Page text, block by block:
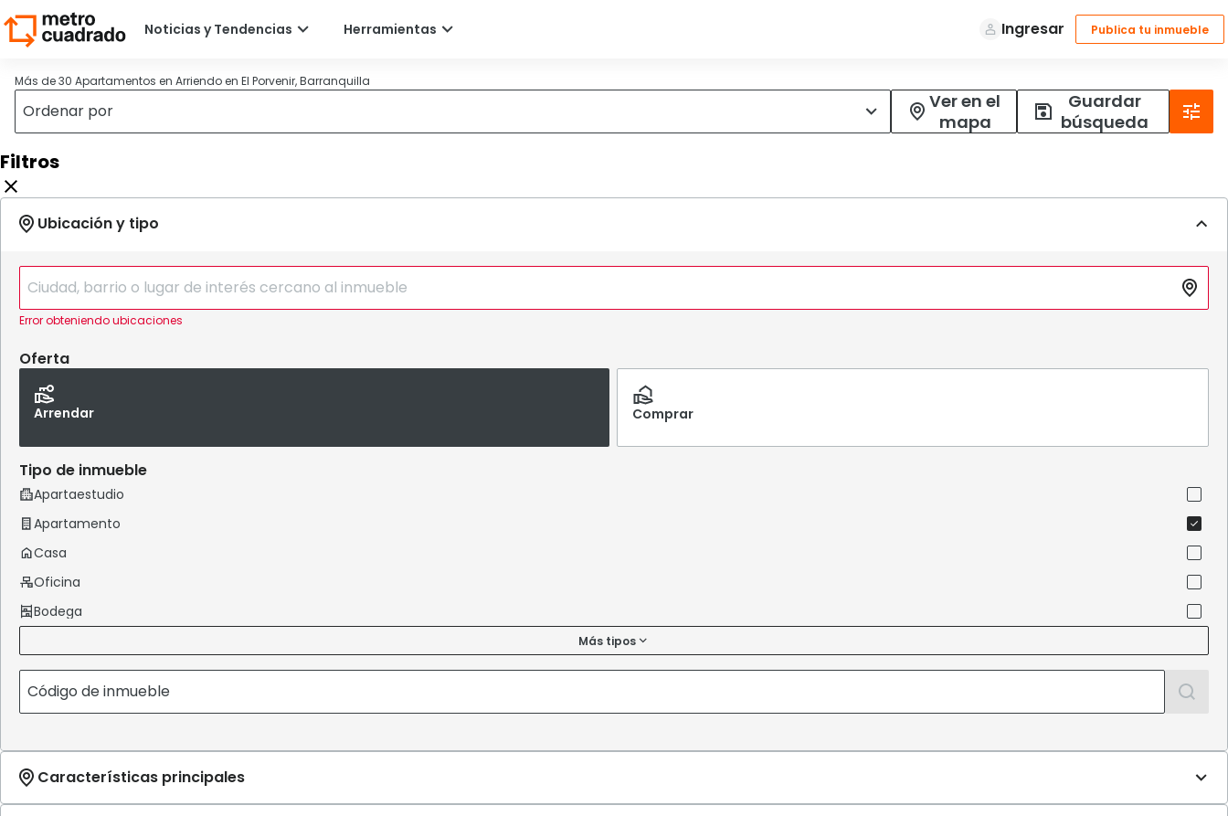
Más de 30 Apartamentos en Arriendo en El Porvenir, Barranquilla
Ver en el
mapa
Guardar
búsqueda
Filtros
Error obteniendo ubicaciones
Oferta
Arrendar Comprar
Tipo de inmueble
Más tipos